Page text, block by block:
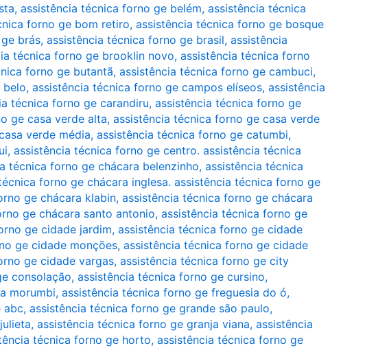
, assistência técnica forno ge belém, assistência técnica
forno ge bom retiro, assistência técnica forno ge bosque
brás, assistência técnica forno ge brasil, assistência
técnica forno ge brooklin novo, assistência técnica forno
forno ge butantã, assistência técnica forno ge cambuci,
belo, assistência técnica forno ge campos elíseos, assistência
técnica forno ge carandiru, assistência técnica forno ge
ge casa verde alta, assistência técnica forno ge casa verde
verde média, assistência técnica forno ge catumbi,
, assistência técnica forno ge centro. assistência técnica
técnica forno ge chácara belenzinho, assistência técnica
forno ge chácara inglesa. assistência técnica forno ge
ge chácara klabin, assistência técnica forno ge chácara
ge chácara santo antonio, assistência técnica forno ge
ge cidade jardim, assistência técnica forno ge cidade
ge cidade monções, assistência técnica forno ge cidade
ge cidade vargas, assistência técnica forno ge city
consolação, assistência técnica forno ge cursino,
morumbi, assistência técnica forno ge freguesia do ó,
abc, assistência técnica forno ge grande são paulo,
, assistência técnica forno ge granja viana, assistência
técnica forno ge horto, assistência técnica forno ge